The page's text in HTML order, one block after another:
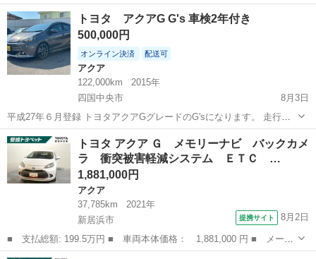
両になりますが、 バッテリー上がりのためブースター接続にてエンジ
ン始動走行確認済みです。 【車両情報】 ・走行距離：約163,00...
愛媛 西予市 五十崎駅 車両
トヨタ アクアG G's 車検2年付き
500,000円
オンライン決済 配送可
アクア
122,000km
2015年
四国中央市
8月3日
平成27年６月登録 トヨタアクアGグレードのG'sになります。 走行距
離122000キロ カラーナンバー1G3 グレー ALPINE7インチワイドナビ
Bluetoothオーディオ バックカメラ ETCなど豪華装備になります...
愛媛 四国中央市 アクア トヨタアクア
トヨタ アクア Ｇ メモリーナビ バックカメ
ラ 衝突被害軽減システム ＥＴＣ …
1,881,000円
アクア
37,785km
2021年
新居浜市
提携サイト 8月2日
■ 支払総額: 199.5万円 ■ 車両本体価格： 1,881,000 円 ■ メーカ
ー名： トヨタ ■ 車種名： アクア ■ グレード名： Ｇ メモリ